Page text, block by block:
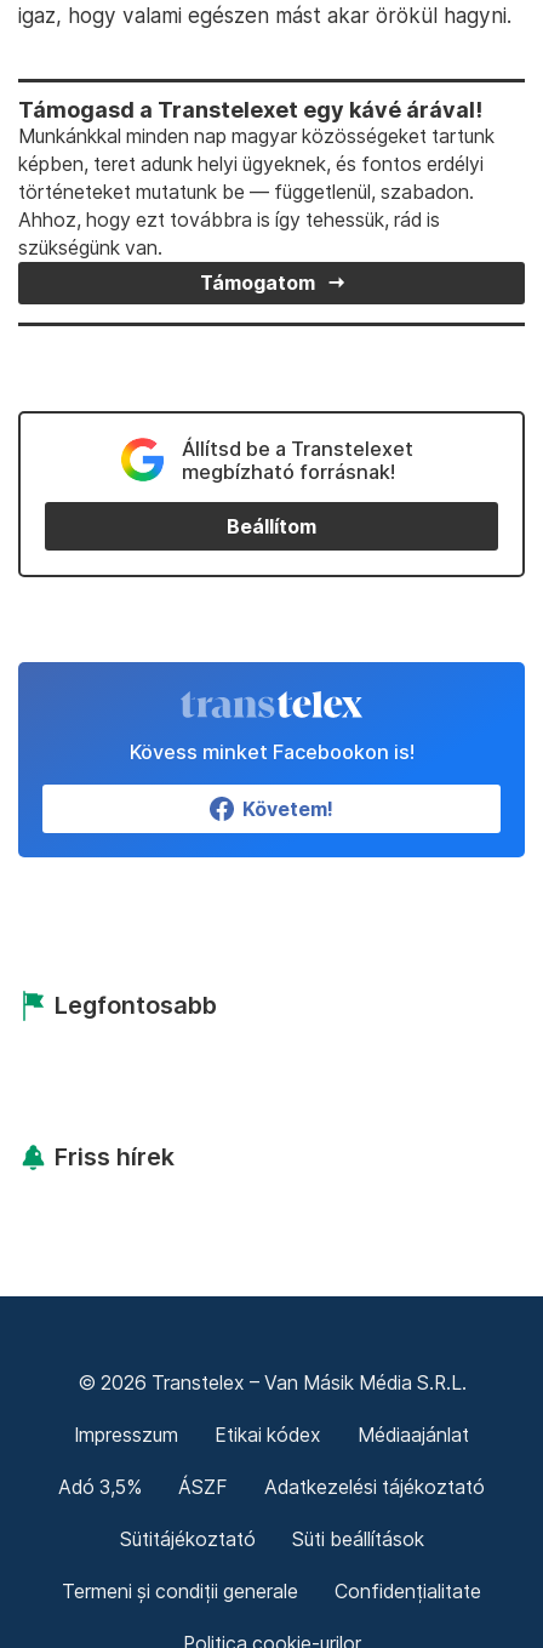
igaz, hogy valami egészen mást akar örökül hagyni.
Támogasd a Transtelexet egy kávé árával!
Munkánkkal minden nap magyar közösségeket tartunk
képben, teret adunk helyi ügyeknek, és fontos erdélyi
történeteket mutatunk be — függetlenül, szabadon.
Ahhoz, hogy ezt továbbra is így tehessük, rád is
szükségünk van.
Támogatom
Állítsd be a Transtelexet
megbízható forrásnak!
Beállítom
Kövess minket Facebookon is!
Követem!
Legfontosabb
Friss hírek
© 2026 Transtelex – Van Másik Média S.R.L.
Impresszum Etikai kódex Médiaajánlat
Adó 3,5% ÁSZF Adatkezelési tájékoztató
Sütitájékoztató Süti beállítások
Termeni și condiții generale Confidențialitate